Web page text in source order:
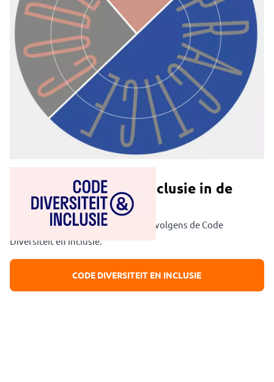
Code Diversiteit en Inclusie in de
culturele sector
Het Maczek Memorial Breda werkt volgens de Code
Diversiteit en Inclusie.
CODE DIVERSITEIT EN INCLUSIE